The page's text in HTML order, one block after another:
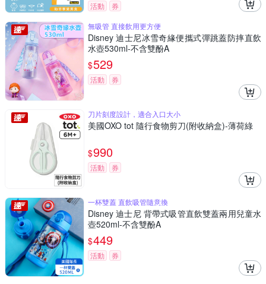
活動
券
無吸管 直接飲用更方便
Disney 迪士尼冰雪奇緣便攜式彈跳蓋防摔直飲
水壺530ml-不含雙酚A
$529
活動 券
刀片刻度設計，適合入口大小
美國OXO tot 隨行食物剪刀(附收納盒)-薄荷綠
$990
活動 券
一杯雙蓋 直飲吸管隨意換
Disney 迪士尼 背帶式吸管直飲雙蓋兩用兒童水
壺520ml-不含雙酚A
$449
活動 券